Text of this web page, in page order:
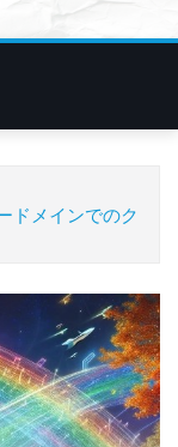
ドメインでのク